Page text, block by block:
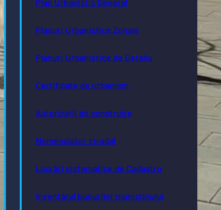
Planuri Urbanistice Zonale
Planuri Urbanistice de Detaliu
Certificate de urbanism
Autorizații de construire
Nomenclator stradal
Lucrări sistematice de Cadastru
Inventarul bunurilor municipiului